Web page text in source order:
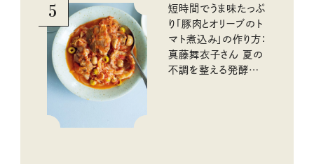
5
短時間でうま味たっぷ
り「豚肉とオリーブのト
マト煮込み」の作り方：
真藤舞衣子さん 夏の
不調を整える発酵レ